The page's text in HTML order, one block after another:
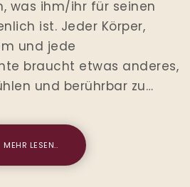
was ihm/ihr für seinen
ist. Jeder Körper,
und jede
braucht etwas anderes,
und berührbar zu…
MEHR LESEN..